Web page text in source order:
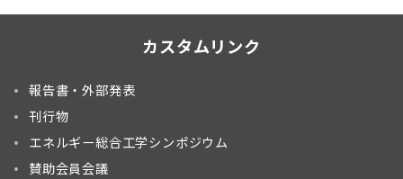
カスタムリンク
報告書・外部発表
刊行物
エネルギー総合工学シンポジウム
賛助会員会議